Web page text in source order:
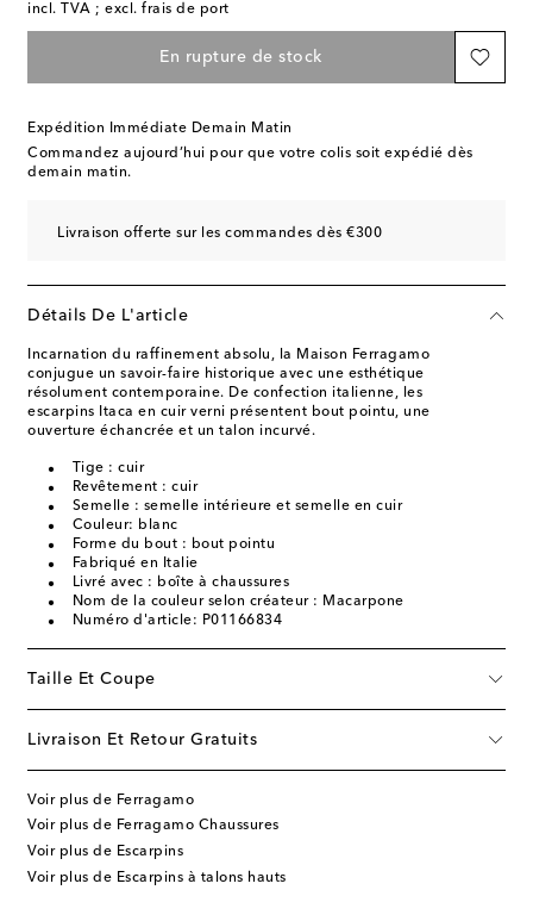
incl. TVA ; excl. frais de port
En rupture de stock
Expédition Immédiate Demain Matin
Commandez aujourd’hui pour que votre colis soit expédié dès
demain matin.
Livraison offerte sur les commandes dès €300
Détails De L'article
Incarnation du raffinement absolu, la Maison Ferragamo
conjugue un savoir-faire historique avec une esthétique
résolument contemporaine. De confection italienne, les
escarpins Itaca en cuir verni présentent bout pointu, une
ouverture échancrée et un talon incurvé.
Tige : cuir
Revêtement : cuir
Semelle : semelle intérieure et semelle en cuir
Couleur: blanc
Forme du bout : bout pointu
Fabriqué en Italie
Livré avec : boîte à chaussures
Nom de la couleur selon créateur : Macarpone
Numéro d'article: P01166834
Taille Et Coupe
Livraison Et Retour Gratuits
Voir plus de Ferragamo
Voir plus de Ferragamo Chaussures
Voir plus de Escarpins
Voir plus de Escarpins à talons hauts